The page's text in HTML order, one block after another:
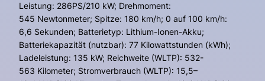
Leistung: 286PS/210 kW; Drehmoment:
545 Newtonmeter; Spitze: 180 km/h; 0 auf 100 km/h:
6,6 Sekunden; Batterietyp: Lithium-Ionen-Akku;
Batteriekapazität (nutzbar): 77 Kilowattstunden (kWh);
Ladeleistung: 135 kW; Reichweite (WLTP): 532-
563 Kilometer; Stromverbrauch (WLTP): 15,5–